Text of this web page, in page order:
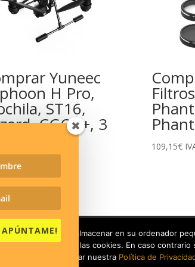
Yuneec
H Pro,
ST16,
CGO3+, 3
€ IVA 21% incluído
109,15€
e Impuestos Política de Envíos
APÚNTAME!
necesitamos almacenar en su ordenador
aceptar el uso de las cookies. En caso
puede visitar nuestra Política de